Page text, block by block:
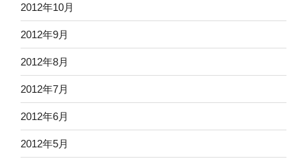
2012年10月
2012年9月
2012年8月
2012年7月
2012年6月
2012年5月